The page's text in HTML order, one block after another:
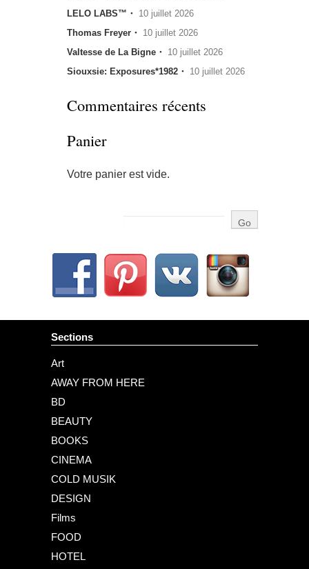
LELO LABS™・ 10 juillet 2026
Thomas Freyer・ 10 juillet 2026
Valtesse de La Bigne・ 10 juillet 2026
Siouxsie: Exposures*1982・ 10 juillet 2026
Commentaires récents
Panier
Votre panier est vide.
Sections
Art
AWAY FROM HERE
BD
BEAUTY
BOOKS
CINEMA
COLD MUSIK
DESIGN
Films
FOOD
HOTEL